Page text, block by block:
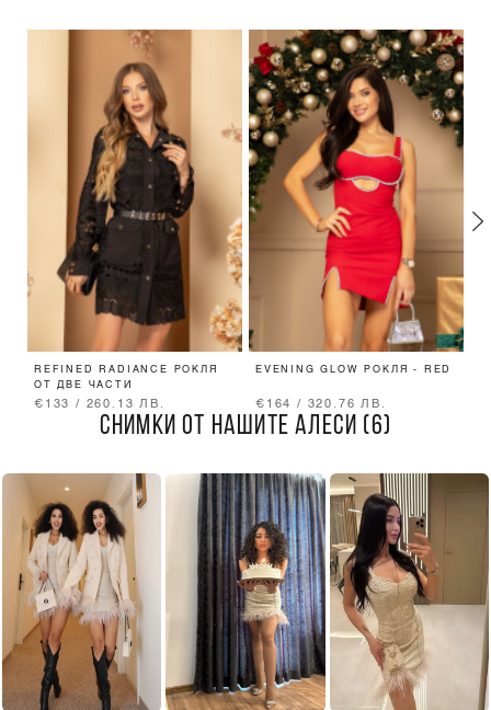
REFINED RADIANCE РОКЛЯ
ОТ ДВЕ ЧАСТИ
€133 / 260.13 ЛВ.
EVENING GLOW РОКЛЯ - RED
€164 / 320.76 ЛВ.
СНИМКИ ОТ НАШИТЕ АЛЕСИ (6)